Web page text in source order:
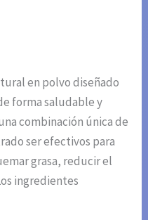
en polvo diseñado
forma saludable y
combinación única de
ser efectivos para
grasa, reducir el
ingredientes